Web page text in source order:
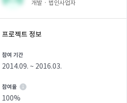
개발 · 법인사업자
프로젝트 정보
참여 기간
2014.09. ~ 2016.03.
참여율
100%